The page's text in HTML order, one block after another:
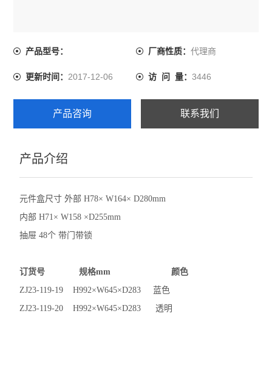
产品型号： 厂商性质： 代理商
更新时间：2017-12-06 访 问 量： 3446
产品咨询 联系我们
产品介绍
元件盒尺寸 外部 H78× W164× D280mm
内部 H71× W158 ×D255mm
抽屉 48个 带门带锁
订货号 规格mm 颜色
ZJ23-119-19 H992×W645×D283 蓝色
ZJ23-119-20 H992×W645×D283 透明